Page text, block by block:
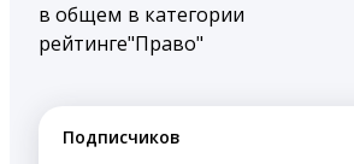
в общем
рейтинге
в категории
"Право"
Подписчиков